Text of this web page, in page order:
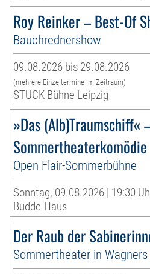
Roy Reinker – Best-Of
Bauchrednershow
09.08.2026 bis 29.08.2026
(mehrere Einzeltermine im Zeitraum)
STUCK Bühne Leipzig
»Das (Alb)Traumschiff«
Sommertheaterkomödie
Open Flair-Sommerbühne
Sonntag, 09.08.2026 | 19:30
Budde-Haus
Der Raub der
Sommertheater in